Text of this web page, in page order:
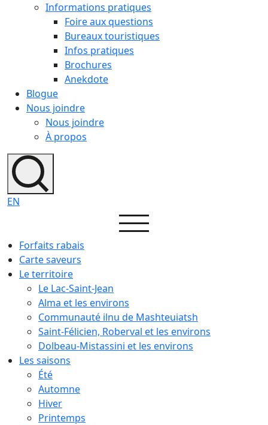
Informations pratiques
Foire aux questions
Bureaux touristiques
Infos pratiques
Brochures
Anekdote
Blogue
Nous joindre
Nous joindre
À propos
EN
Forfaits rabais
Carte saveurs
Le territoire
Le Lac-Saint-Jean
Alma et les environs
Communauté ilnu de Mashteuiatsh
Saint-Félicien, Roberval et les environs
Dolbeau-Mistassini et les environs
Les saisons
Été
Automne
Hiver
Printemps